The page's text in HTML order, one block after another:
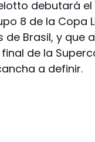
debutará el
8 de la Copa
Brasil, y que
de la
a definir.